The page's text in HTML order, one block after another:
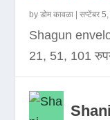
byडोम कावळा |सप्टेंबर
Shagun
21, 51, 101